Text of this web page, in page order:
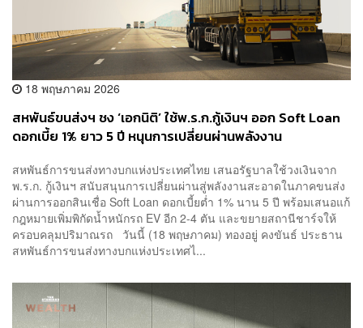
18 พฤษภาคม 2026
สหพันธ์ขนส่งฯ ชง ‘เอกนิติ’ ใช้พ.ร.ก.กู้เงินฯ ออก Soft Loan
ดอกเบี้ย 1% ยาว 5 ปี หนุนการเปลี่ยนผ่านพลังงาน
สหพันธ์การขนส่งทางบกแห่งประเทศไทย เสนอรัฐบาลใช้วงเงินจาก
พ.ร.ก. กู้เงินฯ สนับสนุนการเปลี่ยนผ่านสู่พลังงานสะอาดในภาคขนส่ง
ผ่านการออกสินเชื่อ Soft Loan ดอกเบี้ยต่ำ 1% นาน 5 ปี พร้อมเสนอแก้
กฎหมายเพิ่มพิกัดน้ำหนักรถ EV อีก 2-4 ตัน และขยายสถานีชาร์จให้
ครอบคลุมปริมาณรถ วันนี้ (18 พฤษภาคม) ทองอยู่ คงขันธ์ ประธาน
สหพันธ์การขนส่งทางบกแห่งประเทศไ...